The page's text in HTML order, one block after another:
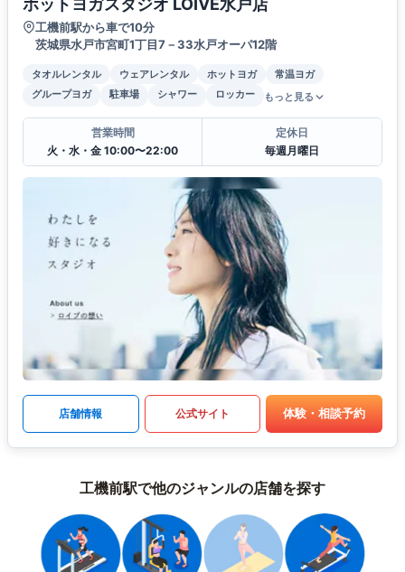
ホットヨガスタジオ LOIVE水戸店
工機前駅から車で10分
茨城県水戸市宮町1丁目7－33水戸オーパ12階
タオルレンタル ウェアレンタル ホットヨガ
常温ヨガ
グループヨガ
駐車場 シャワー ロッカー もっと見る
営業時間
火・水・金 10:00〜22:00
定休日
毎週月曜日
店舗情報 公式サイト 体験・相談予約
工機前駅で他のジャンルの店舗を探す